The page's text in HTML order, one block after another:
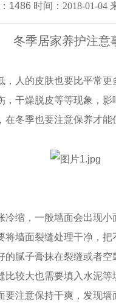
1486 时间： 2018-01-04
冬季居家养护注意
，人的皮肤也要比平常更
，干燥脱皮等等现象，影
在冬季也要注意保养才
冷缩，一般墙面会出现小
将墙面裂缝处理干净，把
的腻子膏抹在裂缝或者空
比较大也需要填入水泥等
要注意保持干爽，发现墙